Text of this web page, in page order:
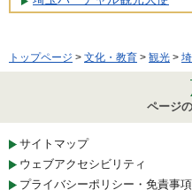
トップページ > 文化・教育 > 観光 >
ページ
サイトマップ
ウェブアクセシビリティ
プライバシーポリシー・免責事項